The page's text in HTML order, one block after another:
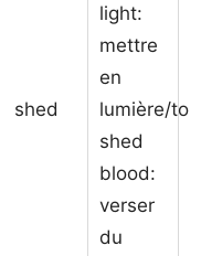
shed
light:
mettre
en
lumière/to
shed
blood:
verser
du